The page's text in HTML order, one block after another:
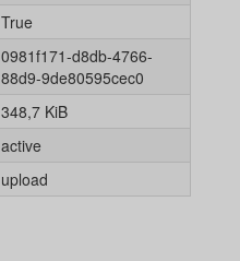
True
0981f171-d8db-4766-
88d9-9de80595cec0
348,7 KiB
active
upload